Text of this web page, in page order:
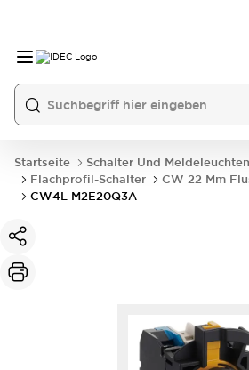
Startseite Schalter Und Meldeleuchten
Flachprofil-Schalter
CW 22 Mm
CW4L-M2E20Q3A